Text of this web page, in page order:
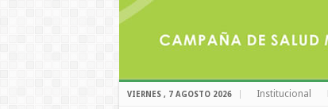
VIERNES , 7 AGOSTO 2026 Institucional